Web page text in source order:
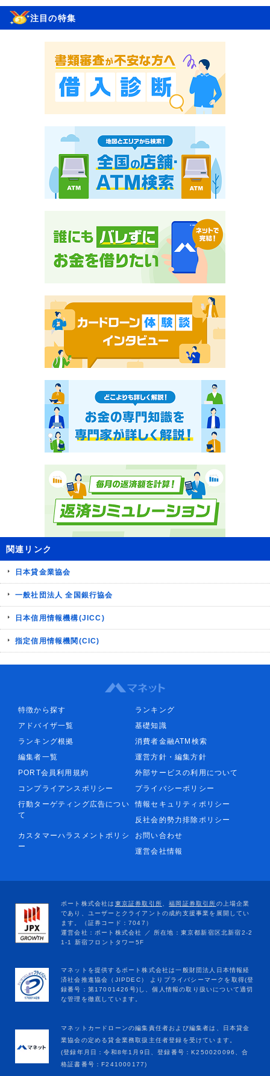
注目の特集
関連リンク
日本貸金業協会
一般社団法人 全国銀行協会
日本信用情報機構(JICC)
指定信用情報機関(CIC)
特徴から探す
ランキング
アドバイザ一覧
基礎知識
ランキング根拠
消費者金融ATM検索
編集者一覧
運営方針・編集方針
PORT会員利用規約
外部サービスの利用について
コンプライアンスポリシー
プライバシーポリシー
行動ターゲティング広告につい
て
情報セキュリティポリシー
反社会的勢力排除ポリシー
カスタマーハラスメントポリシ
ー
お問い合わせ
運営会社情報
マネットカードローンの編集責任者および編集者は、日本貸金
業協会の定める貸金業務取扱主任者登録を受けています。
(登録年月日：令和8年1月9日、登録番号：K250020096、合
格証書番号：F241000177)